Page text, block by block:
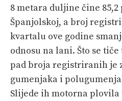
8 metara duljine čine
Španjolskoj, a broj
kvartalu ove godine
odnosu na lani. Što se
pad broja registriranih je
gumenjaka i
Slijede ih motorna plovila